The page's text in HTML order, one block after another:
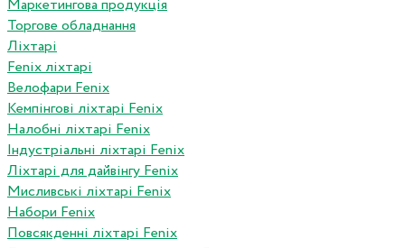
Маркетингова продукція
Торгове обладнання
Ліхтарі
Fenix ліхтарі
Велофари Fenix
Кемпінгові ліхтарі Fenix
Налобні ліхтарі Fenix
Індустріальні ліхтарі Fenix
Ліхтарі для дайвінгу Fenix
Мисливські ліхтарі Fenix
Набори Fenix
Повсякденні ліхтарі Fenix